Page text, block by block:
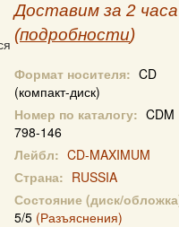
Доставим за 2 часа
(подробности)
Формат носителя: CD
(компакт-диск)
Номер по каталогу: CDM
798-146
Лейбл: CD-MAXIMUM
Страна: RUSSIA
Состояние (диск/
5/5 (Разъяснения)